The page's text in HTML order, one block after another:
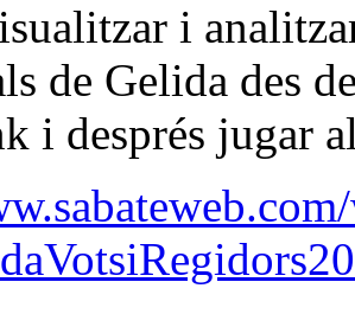
i
de Gelida des
i després jugar